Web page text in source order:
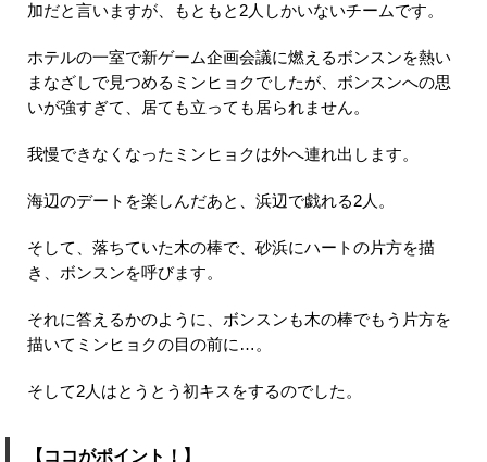
加だと言いますが、もともと2人しかいないチームです。
ホテルの一室で新ゲーム企画会議に燃えるボンスンを熱い
まなざしで見つめるミンヒョクでしたが、ボンスンへの思
いが強すぎて、居ても立っても居られません。
我慢できなくなったミンヒョクは外へ連れ出します。
海辺のデートを楽しんだあと、浜辺で戯れる2人。
そして、落ちていた木の棒で、砂浜にハートの片方を描
き、ボンスンを呼びます。
それに答えるかのように、ボンスンも木の棒でもう片方を
描いてミンヒョクの目の前に…。
そして2人はとうとう初キスをするのでした。
【ココがポイント！】